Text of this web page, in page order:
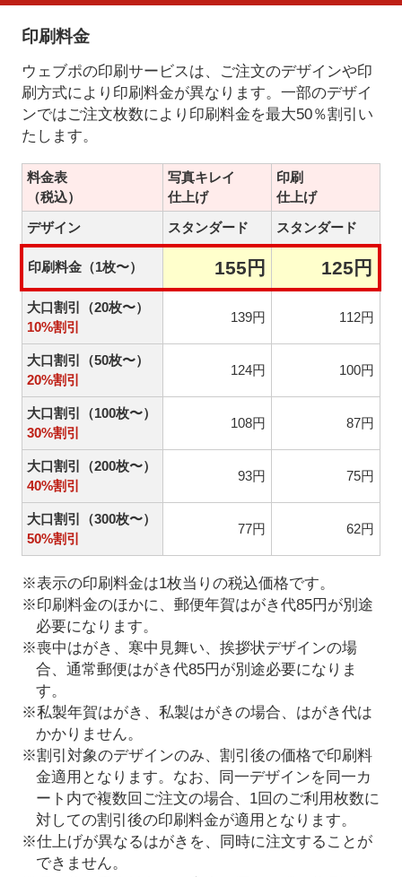
印刷料金
ウェブポの印刷サービスは、ご注文のデザインや印
刷方式により印刷料金が異なります。一部のデザイ
ンではご注文枚数により印刷料金を最大50％割引い
たします。
料金表
（税込）
写真キレイ
仕上げ
印刷
仕上げ
デザイン
スタンダード スタンダード
印刷料金（1枚〜） 155円 125円
大口割引（20枚〜）
10%割引
139円 112円
大口割引（50枚〜）
20%割引
124円 100円
大口割引（100枚〜）
30%割引
108円 87円
大口割引（200枚〜）
40%割引
93円 75円
大口割引（300枚〜）
50%割引
77円 62円
※表示の印刷料金は1枚当りの税込価格です。
※印刷料金のほかに、郵便年賀はがき代85円が別途
必要になります。
※喪中はがき、寒中見舞い、挨拶状デザインの場
合、通常郵便はがき代85円が別途必要になりま
す。
※私製年賀はがき、私製はがきの場合、はがき代は
かかりません。
※割引対象のデザインのみ、割引後の価格で印刷料
金適用となります。なお、同一デザインを同一カ
ート内で複数回ご注文の場合、1回のご利用枚数に
対しての割引後の印刷料金が適用となります。
※仕上げが異なるはがきを、同時に注文することが
できません。